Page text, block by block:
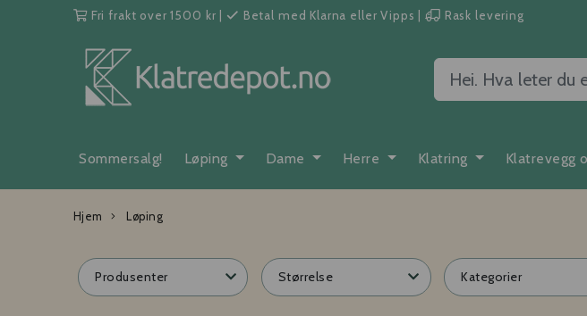
Fri frakt over 1500 kr Betal med Klarna eller Vipps | Rask levering
Sommersalg! Løping Dame Herre Klatring Klatrevegg
Hjem Løping
Produsenter Størrelse Kategorier